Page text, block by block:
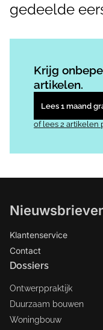
gedeelde
Krijg
artikelen.
Lees 1 maand
of lees 2 artikelen
Klantenservice
Contact
Dossiers
Ontwerppraktijk
Duurzaam bouwen
Woningbouw